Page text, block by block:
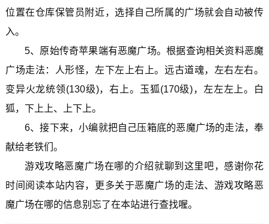
位置在仓库保管员附近，选择自己所属的广场就会自动被传
入。
5、原始传奇苹果端有恶魔广场。根据查询相关资料恶魔
广场走法：人形怪，左下左上右上。远古道魂，左右左右。
变异火龙统领(130级)，右上。玉狐(170级)，左左左上。白
狐，下上上、上下上。
6、接下来，小编就把自己压箱底的恶魔广场的走法，奉
献给老铁们。
游戏攻略恶魔广场在哪的介绍就聊到这里吧，感谢你花
时间阅读本站内容，更多关于恶魔广场的走法、游戏攻略恶
魔广场在哪的信息别忘了在本站进行查找喔。